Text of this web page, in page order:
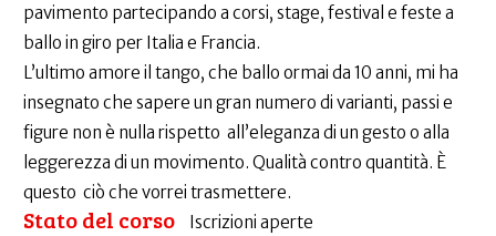
pavimento partecipando a corsi, stage, festival e feste a
ballo in giro per Italia e Francia.
L’ultimo amore il tango, che ballo ormai da 10 anni, mi ha
insegnato che sapere un gran numero di varianti, passi e
figure non è nulla rispetto all’eleganza di un gesto o alla
leggerezza di un movimento. Qualità contro quantità. È
questo ciò che vorrei trasmettere.
Stato del corso Iscrizioni aperte